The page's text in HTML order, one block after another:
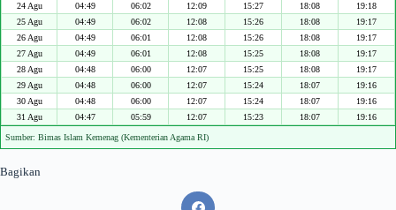
24 Agu
04:49 06:02 12:09 15:27 18:08
19:18
25 Agu
04:49 06:02 12:08 15:26 18:08
19:17
26 Agu
04:49 06:01 12:08 15:26 18:08
19:17
27 Agu
04:49 06:01 12:08 15:25 18:08
19:17
28 Agu
04:48 06:00 12:07 15:25 18:08
19:17
29 Agu
04:48 06:00 12:07 15:24 18:07
19:16
30 Agu
04:48 06:00 12:07 15:24 18:07
19:16
31 Agu
04:47 05:59 12:07 15:23 18:07 19:16
Sumber: Bimas Islam Kemenag (Kementerian Agama RI)
Bagikan